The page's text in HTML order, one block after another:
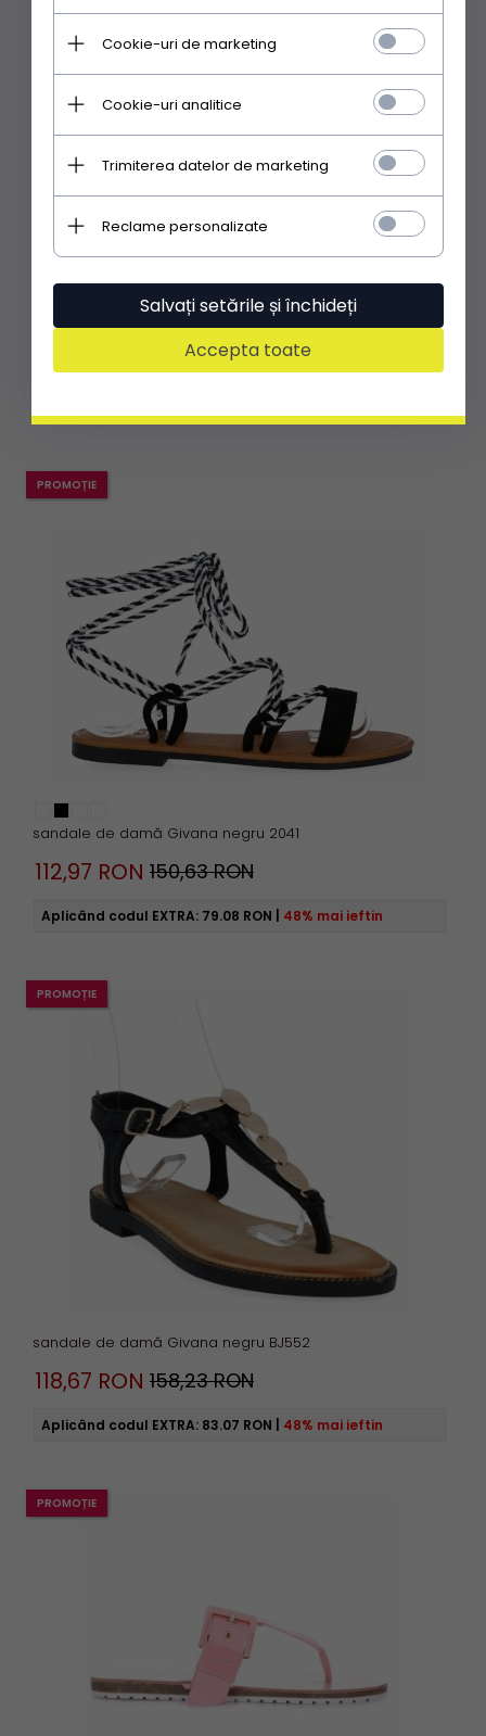
flip-flops de damă Sergio Todzi LS211
84, 112,66 RON
sandale de damă Givana negru 2041
PROMOȚIE
112,97 RON 150,63 RON
Aplicând codul EXTRA: 79.08 RON 48% mai ieftin
sandale de damă Givana negru BJ552
PROMOȚIE
118,67 RON 158,23 RON
Aplicând codul EXTRA: 83.07 RON 48% mai ieftin
PROMOȚIE
Cookie-uri de marketing
Cookie-uri analitice
Trimiterea datelor de marketing
Reclame personalizate
Salvați setările și închideți
Accepta toate